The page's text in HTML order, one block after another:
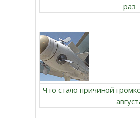
раз
Что стало причиной